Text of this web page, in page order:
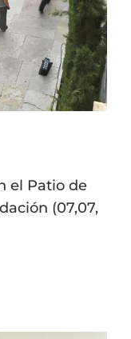
el Patio de
(07,07,